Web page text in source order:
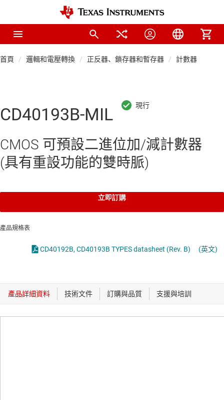
首頁 邏輯和電壓轉換 正反器、鎖存器和暫存器 計數器
CD40193B-MIL
CMOS 可預設二進位加/減計數器
(具有重設功能的雙時脈)
立即訂購
產品規格表
CD40192B, CD40193B TYPES datasheet (Rev. B) (英文)